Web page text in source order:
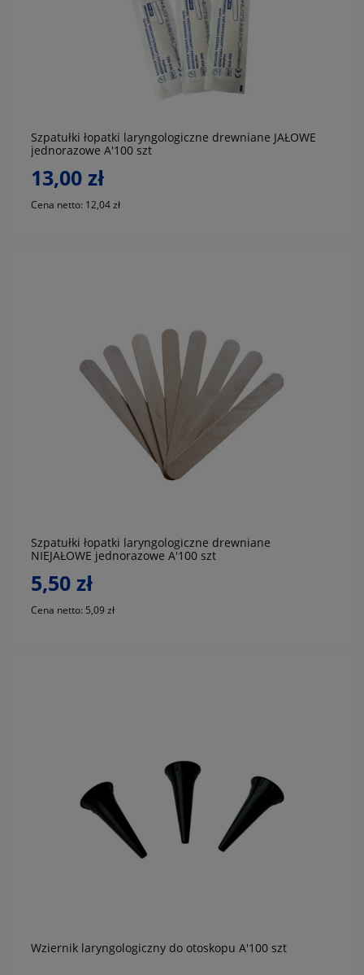
Szpatułki łopatki laryngologiczne drewniane JAŁOWE
jednorazowe A'100 szt
13,00 zł
Cena netto: 12,04 zł
do koszyka
Szpatułki łopatki laryngologiczne drewniane
NIEJAŁOWE jednorazowe A'100 szt
5,50 zł
Cena netto: 5,09 zł
do koszyka
Wziernik laryngologiczny do otoskopu A'100 szt